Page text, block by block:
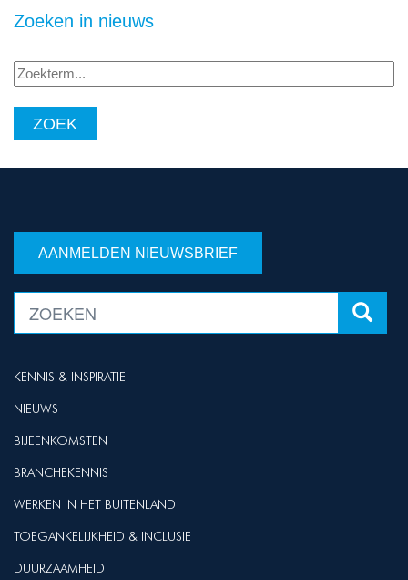
Zoeken in nieuws
AANMELDEN NIEUWSBRIEF
KENNIS & INSPIRATIE
NIEUWS
BIJEENKOMSTEN
BRANCHEKENNIS
WERKEN IN HET BUITENLAND
TOEGANKELIJKHEID & INCLUSIE
DUURZAAMHEID